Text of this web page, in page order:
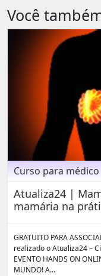
Você
Curso para médico
Atualiza24 |
mamária na
GRATUITO PARA
realizado o Atualiza24 –
EVENTO HANDS ON
MUNDO! A...